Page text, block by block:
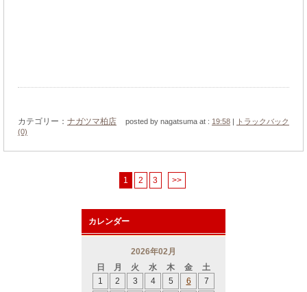
カテゴリー： ナガツマ柏店 posted by nagatsuma at : 19:58 |
トラックバック
(0)
1 2 3 >>
カレンダー
2026年02月
日
月 火 水 木 金
土
1
2 3 4 5 6
7